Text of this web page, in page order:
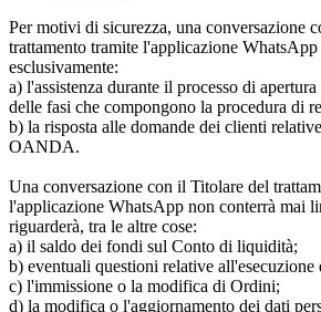
Per motivi di sicurezza, una conversazione
trattamento tramite l'applicazione
esclusivamente:
a) l'assistenza durante il processo di
delle fasi che compongono la procedura di
b) la risposta alle domande dei clienti
OANDA.
Una conversazione con il Titolare del
l'applicazione WhatsApp non conterrà mai
riguarderà, tra le altre cose:
a) il saldo dei fondi sul Conto di liquidità;
b) eventuali questioni relative all'esecuzione
c) l'immissione o la modifica di Ordini;
d) la modifica o l'aggiornamento dei dati